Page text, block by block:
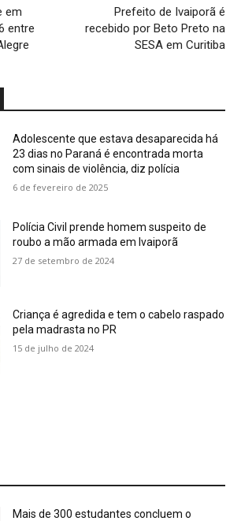
em
entre
Prefeito de Ivaiporã é
recebido por Beto Preto na
SESA em Curitiba
Adolescente que estava desaparecida há
23 dias no Paraná é encontrada morta
com sinais de violência, diz polícia
6 de fevereiro de 2025
Polícia Civil prende homem suspeito de
roubo a mão armada em Ivaiporã
27 de setembro de 2024
Criança é agredida e tem o cabelo raspado
pela madrasta no PR
15 de julho de 2024
Mais de 300 estudantes concluem o